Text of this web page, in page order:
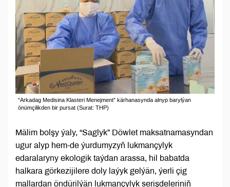
“Arkadag Medisina Klasteri Menejment” kärhanasynda alnyp barylýan
önümçilikden bir pursat (Surat: THP)
Mälim bolşy ýaly, “Saglyk” Döwlet maksatnamasyndan
ugur alyp hem-de ýurdumyzyň lukmançylyk
edaralaryny ekologik taýdan arassa, hil babatda
halkara görkezijilere doly laýyk gelýän, ýerli çig
mallardan öndürilýän lukmançylyk serişdeleriniň